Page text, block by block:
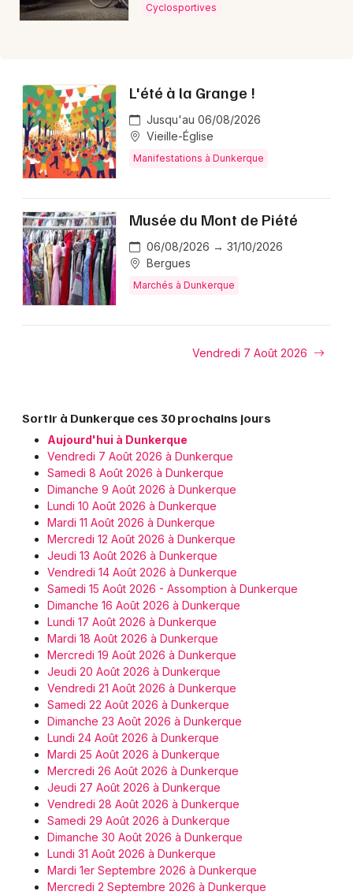
59 - Nord
Choisir mes départements
Mon email
Je m'abonne
Cyclosportives
L'été à la Grange !
Jusqu'au 06/08/2026
Vieille-Église
Manifestations à Dunkerque
Musée du Mont de Piété
06/08/2026 → 31/10/2026
Bergues
Marchés à Dunkerque
Vendredi 7 Août 2026
Sortir à Dunkerque ces 30 prochains jours
Aujourd'hui à Dunkerque
Vendredi 7 Août 2026 à Dunkerque
Samedi 8 Août 2026 à Dunkerque
Dimanche 9 Août 2026 à Dunkerque
Lundi 10 Août 2026 à Dunkerque
Mardi 11 Août 2026 à Dunkerque
Mercredi 12 Août 2026 à Dunkerque
Jeudi 13 Août 2026 à Dunkerque
Vendredi 14 Août 2026 à Dunkerque
Samedi 15 Août 2026 - Assomption à Dunkerque
Dimanche 16 Août 2026 à Dunkerque
Lundi 17 Août 2026 à Dunkerque
Mardi 18 Août 2026 à Dunkerque
Mercredi 19 Août 2026 à Dunkerque
Jeudi 20 Août 2026 à Dunkerque
Vendredi 21 Août 2026 à Dunkerque
Samedi 22 Août 2026 à Dunkerque
Dimanche 23 Août 2026 à Dunkerque
Lundi 24 Août 2026 à Dunkerque
Mardi 25 Août 2026 à Dunkerque
Mercredi 26 Août 2026 à Dunkerque
Jeudi 27 Août 2026 à Dunkerque
Vendredi 28 Août 2026 à Dunkerque
Samedi 29 Août 2026 à Dunkerque
Dimanche 30 Août 2026 à Dunkerque
Lundi 31 Août 2026 à Dunkerque
Mardi 1er Septembre 2026 à Dunkerque
Mercredi 2 Septembre 2026 à Dunkerque